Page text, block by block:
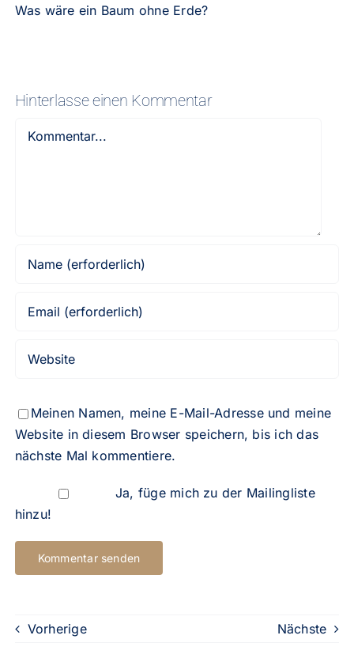
Was wäre ein Baum ohne Erde?
Hinterlasse einen Kommentar
Kommentar
Meinen Namen, meine E-Mail-Adresse und meine
Website in diesem Browser speichern, bis ich das
nächste Mal kommentiere.
Ja, füge mich zu der Mailingliste
hinzu!
Vorherige Nächste